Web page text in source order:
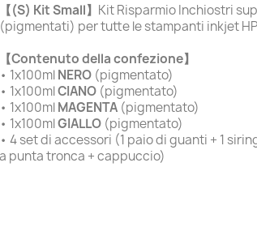
【(S) Kit Small】 Kit Risparmio Inchiostri
(pigmentati) per tutte le stampanti inkjet HP
【Contenuto della confezione】
• 1x100mlNERO (pigmentato)
• 1x100mlCIANO (pigmentato)
• 1x100mlMAGENTA (pigmentato)
• 1x100mlGIALLO (pigmentato)
• 4 set di accessori (1 paio di guanti + 1
a punta tronca + cappuccio)